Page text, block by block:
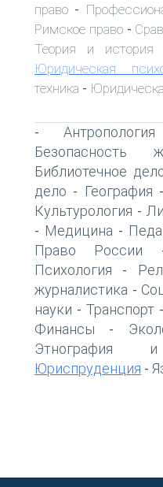
право -
Римское право-
Теория и история
Юридическая
техника -
- Антропология
Безопасность
Библиотечное
дело - География -
Культурология -
- Медицина -
Право России
Психология -
журналистика -
науки - Транспорт-
Финансы -
Этнография
Юриспруденция -